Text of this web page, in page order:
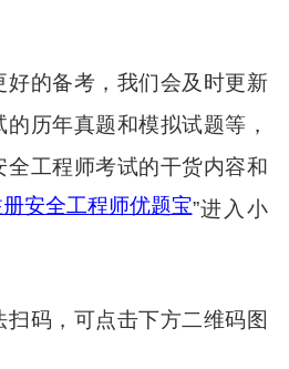
好的备考，我们会及时更新
历年真题和模拟试题等，
工程师考试的干货内容和
安全工程师优题宝”进入小
码，可点击下方二维码图